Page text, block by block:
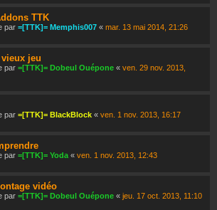
TTK
par =[TTK]= Memphis007 « mar. 13 mai 2014, 21:26
jeu
par =[TTK]= Dobeul Ouépone « ven. 29 nov. 2013,
par =[TTK]= BlackBlock « ven. 1 nov. 2013, 16:17
par =[TTK]= Yoda « ven. 1 nov. 2013, 12:43
vidéo
par =[TTK]= Dobeul Ouépone « jeu. 17 oct. 2013, 11:10